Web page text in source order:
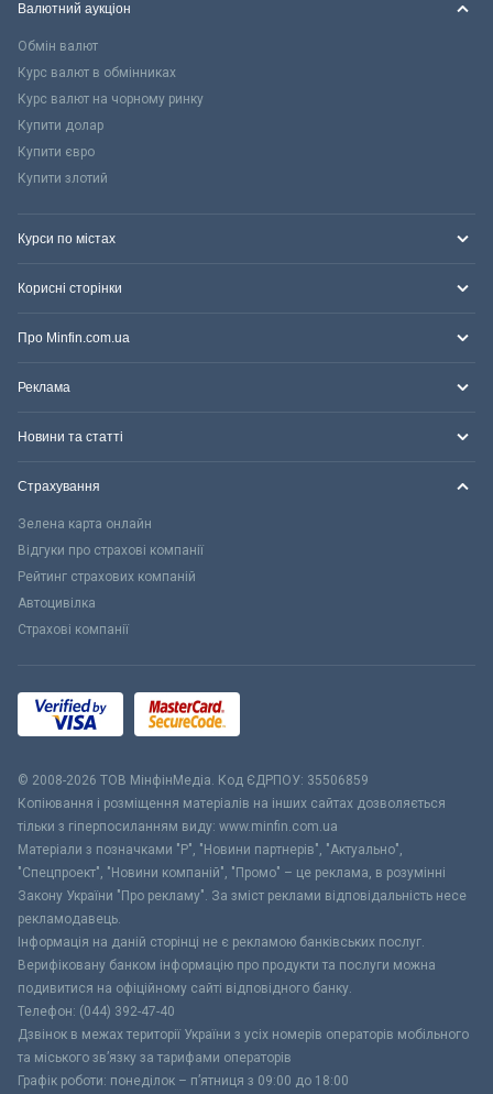
Валютний аукціон
Обмін валют
Курс валют в обмінниках
Курс валют на чорному ринку
Купити долар
Купити євро
Купити злотий
Курси по містах
Корисні сторінки
Про Minfin.com.ua
Реклама
Новини та статті
Страхування
Зелена карта онлайн
Відгуки про страхові компанії
Рейтинг страхових компаній
Автоцивілка
Страхові компанії
© 2008-2026 ТОВ МiнфiнМедiа. Код ЄДРПОУ: 35506859
Копіювання і розміщення матеріалів на інших сайтах дозволяється
тільки з гіперпосиланням виду: www.minfin.com.ua
Матеріали з позначками "Р", "Новини партнерів", "Актуально",
"Спецпроект", "Новини компаній", "Промо" – це реклама, в розумінні
Закону України "Про рекламу". За зміст реклами відповідальність несе
рекламодавець.
Інформація на даній сторінці не є рекламою банківських послуг.
Верифіковану банком інформацію про продукти та послуги можна
подивитися на офіційному сайті відповідного банку.
Телефон: (044) 392-47-40
Дзвінок в межах території України з усіх номерів операторів мобільного
та міського зв’язку за тарифами операторів
Графік роботи: понеділок – п’ятниця з 09:00 до 18:00